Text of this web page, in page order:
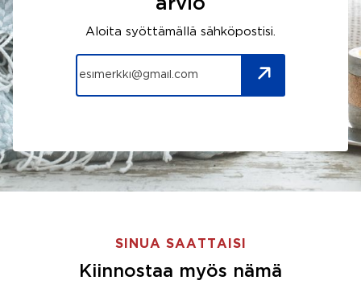
arvio
Aloita syöttämällä sähköpostisi.
SINUA SAATTAISI
Kiinnostaa myös nämä